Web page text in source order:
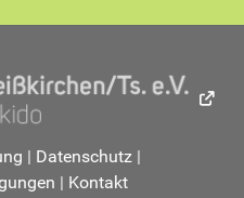
| Datenschutz |
| Kontakt